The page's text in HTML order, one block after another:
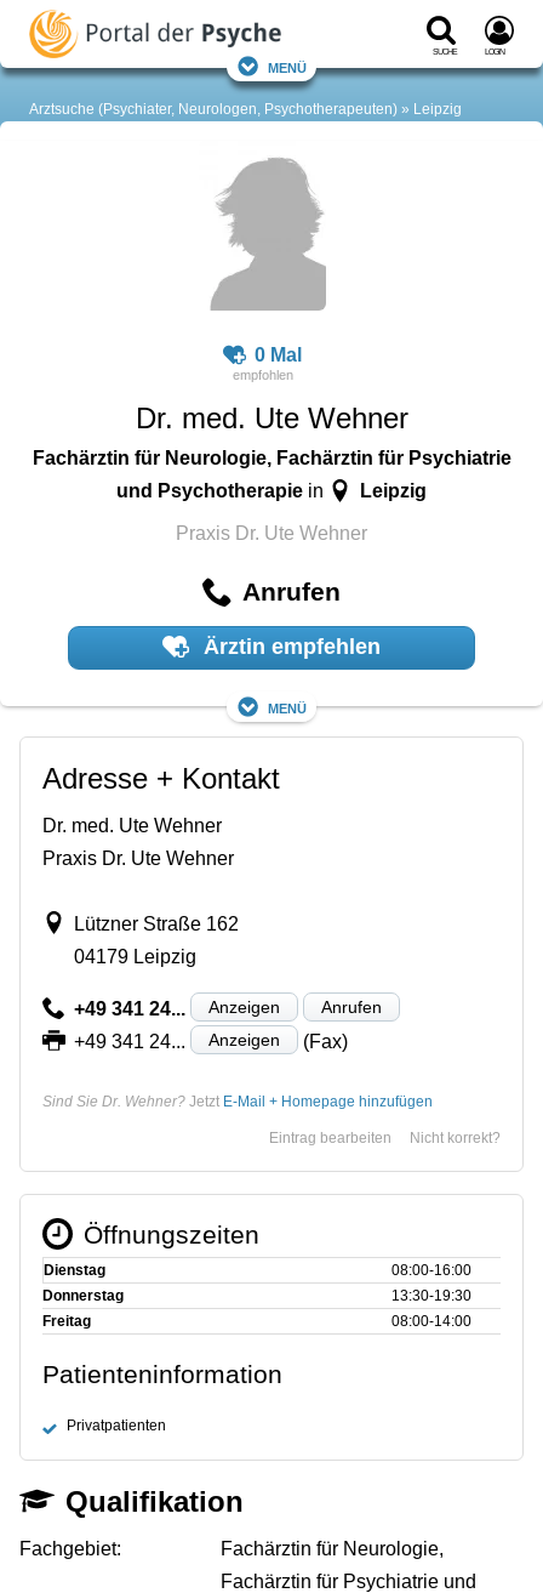
Suche Login
Menü
Arztsuche (Psychiater, Neurologen, Psychotherapeuten) Leipzig
0 Mal
Dr. med. Ute Wehner
Fachärztin für Neurologie, Fachärztin für Psychiatrie
und Psychotherapie in Leipzig
Praxis Dr. Ute Wehner
Anrufen
Ärztin empfehlen
Menü
Adresse + Kontakt
Dr. med. Ute Wehner
Praxis Dr. Ute Wehner
Lützner Straße 162
04179 Leipzig
+49 341 24... Anzeigen Anrufen
+49 341 24... Anzeigen (Fax)
Sind Sie Dr. Wehner? Jetzt E-Mail + Homepage hinzufügen
Nicht korrekt?
Eintrag bearbeiten
Öffnungszeiten
Dienstag
08:00‑16:00
Donnerstag
13:30‑19:30
Freitag
08:00‑14:00
Patienteninformation
Privatpatienten
Qualifikation
Fachgebiet:
Fachärztin für Neurologie,
Fachärztin für Psychiatrie und